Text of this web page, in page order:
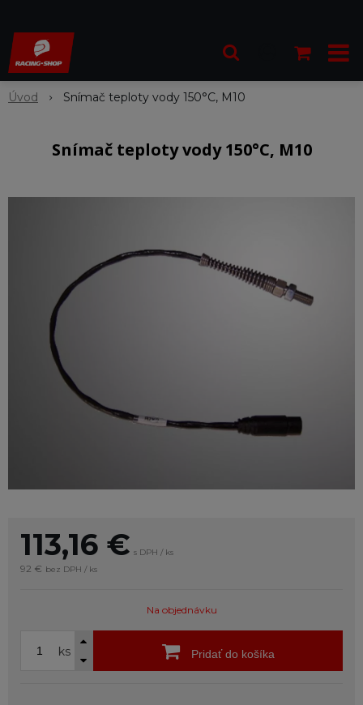
Úvod Snímač teploty vody 150°C, M10
Snímač teploty vody 150°C, M10
113,16 € s DPH / ks
92 € bez DPH / ks
Na objednávku
ks Pridať do košíka